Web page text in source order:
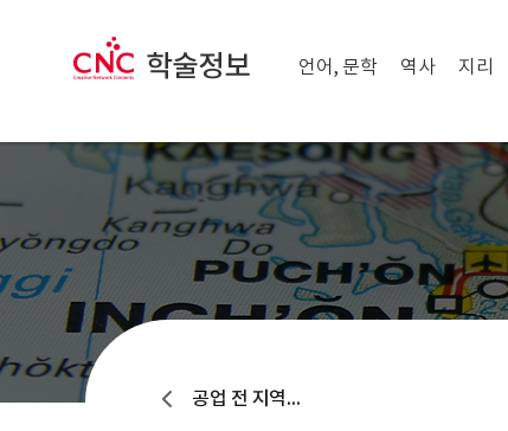
메뉴 열기
언어, 문학 역사 지리
공업 전 지역별 배치, 특성